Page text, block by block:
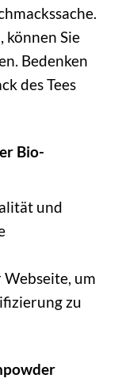
können Sie
Bedenken
des Tees
Bio-
und
um
zu